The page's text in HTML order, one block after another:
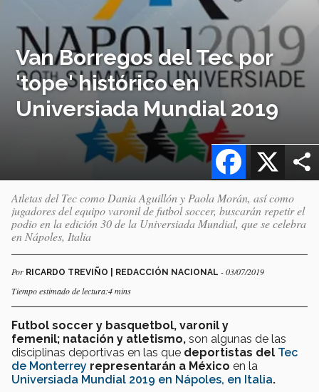
Van Borregos del Tec por
'tope' histórico en
Universiada Mundial 2019
X
Facebook
Atletas del Tec como Dania Aguillón y Paola Morán, así como
jugadores del equipo varonil de futbol soccer, buscarán repetir el
podio en la edición 30 de la Universiada Mundial, que se celebra
en Nápoles, Italia
Por RICARDO TREVIÑO | REDACCIÓN NACIONAL - 03/07/2019
Tiempo estimado de lectura:4 mins
Futbol soccer y basquetbol, varonil y
femenil; natación y atletismo, son algunas de las
disciplinas deportivas en las que deportistas del Tec
de Monterrey representarán a México en la
Universiada Mundial 2019 en Nápoles, en Italia.